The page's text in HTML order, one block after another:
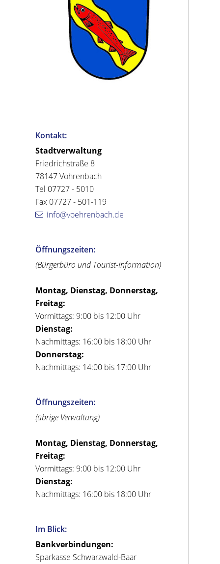
Kontakt:
Stadtverwaltung
Friedrichstraße 8
78147 Vöhrenbach
Tel 07727 - 5010
Fax 07727 - 501-119
info@voehrenbach.de
Öffnungszeiten:
(Bürgerbüro und Tourist-Information)
Montag, Dienstag, Donnerstag,
Freitag:
Vormittags: 9:00 bis 12:00 Uhr
Dienstag:
Nachmittags: 16:00 bis 18:00 Uhr
Donnerstag:
Nachmittags: 14:00 bis 17:00 Uhr
Öffnungszeiten:
(übrige Verwaltung)
Montag, Dienstag, Donnerstag,
Freitag:
Vormittags: 9:00 bis 12:00 Uhr
Dienstag:
Nachmittags: 16:00 bis 18:00 Uhr
Im Blick:
Bankverbindungen:
Sparkasse Schwarzwald-Baar